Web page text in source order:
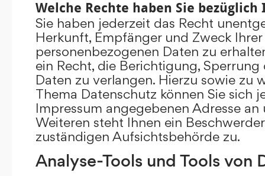
Welche Rechte haben Sie bezüglich
Sie haben jederzeit das Recht
Herkunft, Empfänger und Zweck
personenbezogenen Daten zu
ein Recht, die Berichtigung,
Daten zu verlangen. Hierzu sowie zu
Thema Datenschutz können Sie sich
Impressum angegebenen Adresse an
Weiteren steht Ihnen ein
zuständigen Aufsichtsbehörde zu.
Analyse-Tools und Tools von